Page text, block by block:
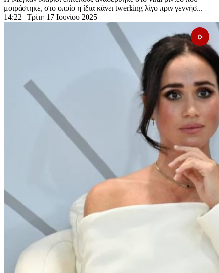
μοιράστηκε, στο οποίο η ίδια κάνει twerking λίγο πριν γεννήσ...
14:22 | Τρίτη 17 Ιουνίου 2025